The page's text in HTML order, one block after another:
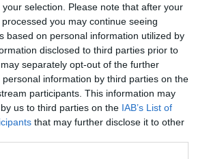
selection. Please note that after your
you may continue seeing
based on personal information utilized by
disclosed to third parties prior to
separately opt-out of the further
information by third parties on the
participants. This information may
us to third parties on the IAB’s List of
that may further disclose it to other
η οργάνωση του ετήσιου χορού του
Συλλόγου Βαρνάβα!